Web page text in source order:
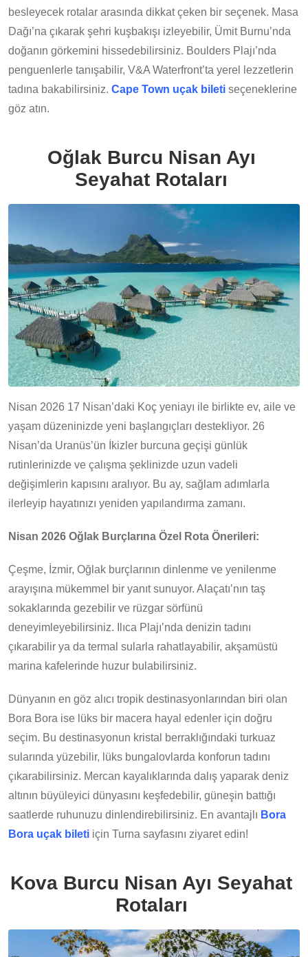
besleyecek rotalar arasında dikkat çeken bir seçenek. Masa
Dağı’na çıkarak şehri kuşbakışı izleyebilir, Ümit Burnu’nda
doğanın görkemini hissedebilirsiniz. Boulders Plajı’nda
penguenlerle tanışabilir, V&A Waterfront’ta yerel lezzetlerin
tadına bakabilirsiniz. Cape Town uçak bileti seçeneklerine
göz atın.
Oğlak Burcu Nisan Ayı
Seyahat Rotaları
Nisan 2026 17 Nisan’daki Koç yeniayı ile birlikte ev, aile ve
yaşam düzeninizde yeni başlangıçları destekliyor. 26
Nisan’da Uranüs’ün İkizler burcuna geçişi günlük
rutinlerinizde ve çalışma şeklinizde uzun vadeli
değişimlerin kapısını aralıyor. Bu ay, sağlam adımlarla
ilerleyip hayatınızı yeniden yapılandırma zamanı.
Nisan 2026 Oğlak Burçlarına Özel Rota Önerileri:
Çeşme, İzmir, Oğlak burçlarının dinlenme ve yenilenme
arayışına mükemmel bir yanıt sunuyor. Alaçatı’nın taş
sokaklarında gezebilir ve rüzgar sörfünü
deneyimleyebilirsiniz. Ilıca Plajı’nda denizin tadını
çıkarabilir ya da termal sularla rahatlayabilir, akşamüstü
marina kafelerinde huzur bulabilirsiniz.
Dünyanın en göz alıcı tropik destinasyonlarından biri olan
Bora Bora ise lüks bir macera hayal edenler için doğru
seçim. Bu destinasyonun kristal berraklığındaki turkuaz
sularında yüzebilir, lüks bungalovlarda konforun tadını
çıkarabilirsiniz. Mercan kayalıklarında dalış yaparak deniz
altının büyüleyici dünyasını keşfedebilir, güneşin battığı
saatlerde ruhunuzu dinlendirebilirsiniz. En avantajlı Bora
Bora uçak bileti için Turna sayfasını ziyaret edin!
Kova Burcu Nisan Ayı Seyahat
Rotaları